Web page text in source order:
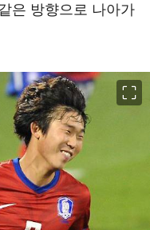
은 방향으로 나아가